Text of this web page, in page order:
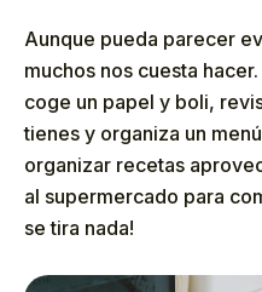
Aunque pueda parecer
muchos nos cuesta
coge un papel y boli,
tienes y organiza un
organizar recetas
al supermercado para
se tira nada!